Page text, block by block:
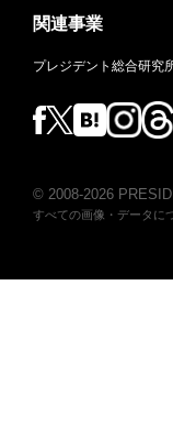
関連事業
プレジデント総合研究
© 2008-2026
すべての画像・データに